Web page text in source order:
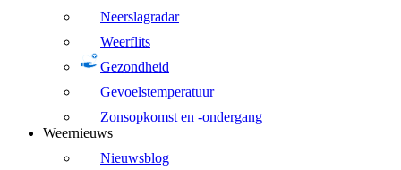
Neerslagradar
Weerflits
Gezondheid
Gevoelstemperatuur
Zonsopkomst en -ondergang
Weernieuws
Nieuwsblog